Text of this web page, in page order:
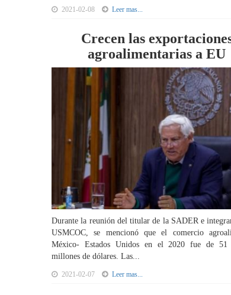
2021-02-08 Leer mas...
Crecen las
agroalimentarias a EU
Durante la reunión del titular de la SADER e
USMCOC, se mencionó que el comercio
México- Estados Unidos en el 2020 fue de
millones de dólares. Las...
2021-02-07 Leer mas...